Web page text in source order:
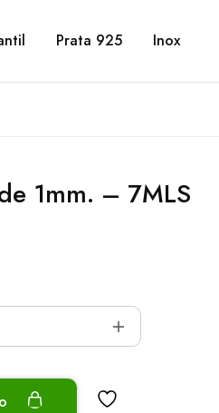
Prata 925 Inox
1mm. – 7MLS